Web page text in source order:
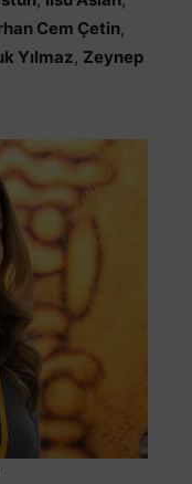
Cem Çetin,
Yılmaz, Zeynep